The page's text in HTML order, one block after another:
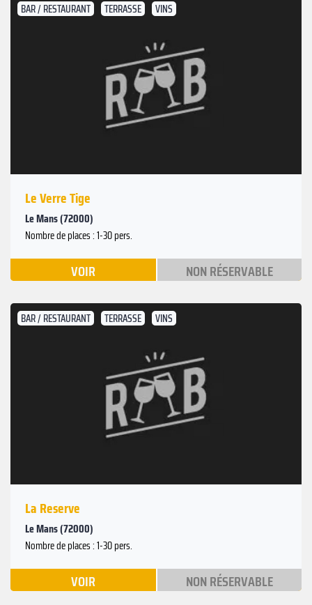
BAR / RESTAURANT TERRASSE VINS
Le Verre Tige
Le Mans (72000)
Nombre de places : 1-30 pers.
VOIR NON RÉSERVABLE
BAR / RESTAURANT TERRASSE VINS
La Reserve
Le Mans (72000)
Nombre de places : 1-30 pers.
VOIR NON RÉSERVABLE